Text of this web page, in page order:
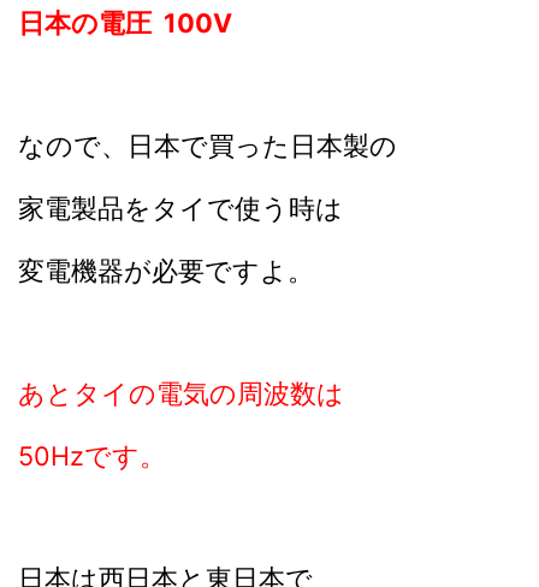
日本の電圧 100V
なので、日本で買った日本製の
家電製品をタイで使う時は
変電機器が必要ですよ。
あとタイの電気の周波数は
50Hzです。
日本は西日本と東日本で